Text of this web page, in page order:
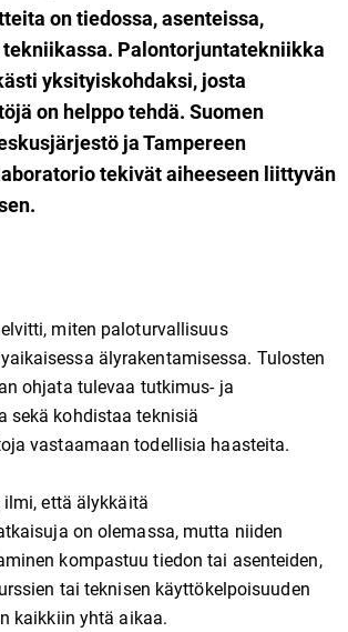
on tiedossa, asenteissa,
tekniikassa. Palontorjuntatekniikka
yksityiskohdaksi, josta
on helppo tehdä. Suomen
ja Tampereen
tekivät aiheeseen liittyvän
miten paloturvallisuus
älyrakentamisessa. Tulosten
ohjata tulevaa tutkimus- ja
sekä kohdistaa teknisiä
vastaamaan todellisia haasteita.
että älykkäitä
on olemassa, mutta niiden
kompastuu tiedon tai asenteiden,
tai teknisen käyttökelpoisuuden
kaikkiin yhtä aikaa.